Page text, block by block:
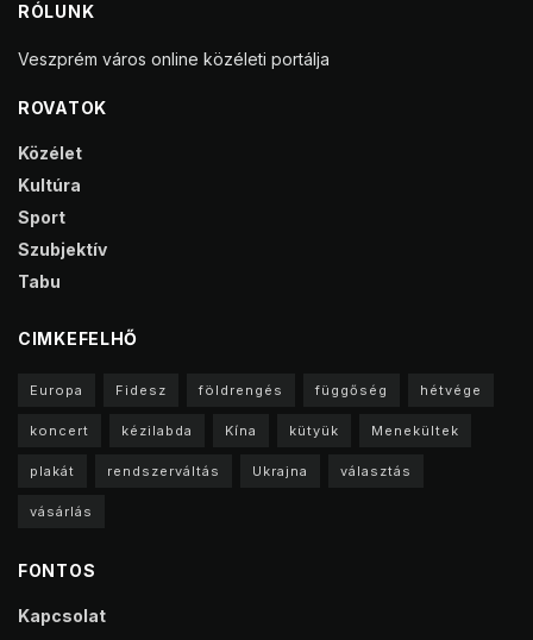
RÓLUNK
Veszprém város online közéleti portálja
ROVATOK
Közélet
Kultúra
Sport
Szubjektív
Tabu
CIMKEFELHŐ
Europa Fidesz földrengés függőség hétvége
koncert kézilabda Kína kütyük Menekültek
plakát rendszerváltás Ukrajna választás
vásárlás
FONTOS
Kapcsolat